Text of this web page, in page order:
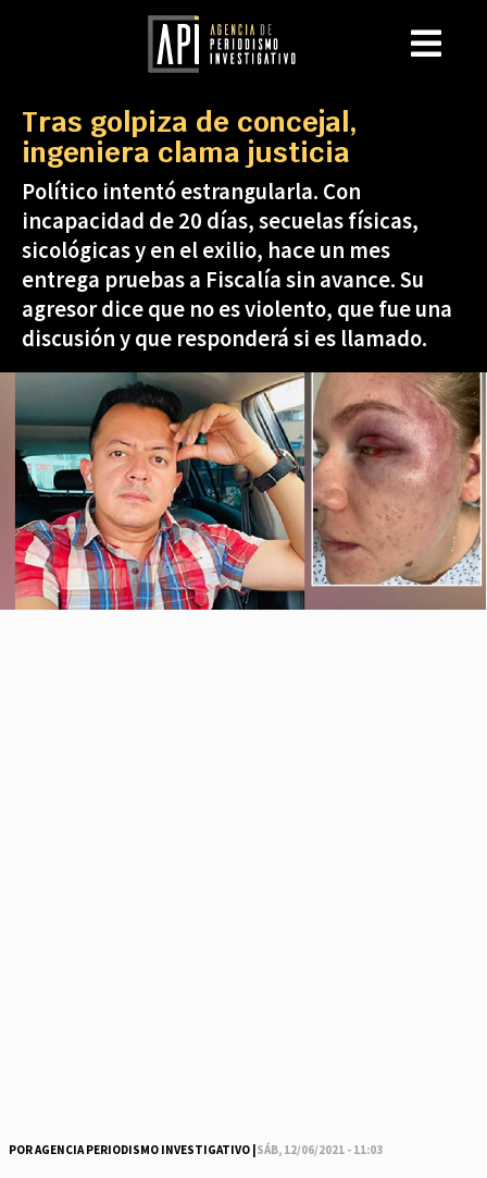
Tras golpiza de concejal,
ingeniera clama justicia
Político intentó estrangularla. Con
incapacidad de 20 días, secuelas físicas,
sicológicas y en el exilio, hace un mes
entrega pruebas a Fiscalía sin avance. Su
agresor dice que no es violento, que fue una
discusión y que responderá si es llamado.
POR AGENCIA PERIODISMO INVESTIGATIVO | SÁB, 12/06/2021 - 11:03